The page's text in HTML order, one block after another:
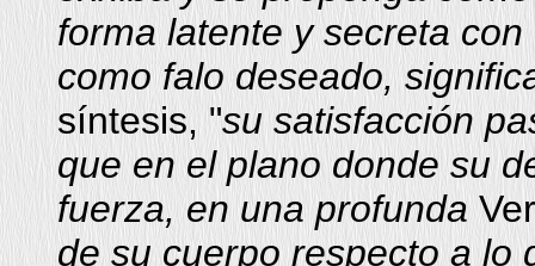
forma latente y secreta
como falo deseado,
síntesis, "su satisfacción
que en el plano donde su
fuerza, en una profunda
de su cuerpo respecto a lo